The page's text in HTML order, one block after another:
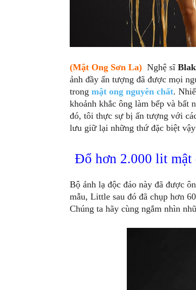
(Mật Ong Sơn La) Nghệ sĩ
ảnh đầy ấn tượng đã được mọi
trong mật ong nguyên chất.
khoảnh khắc ông làm bếp và bất
đó, tôi thực sự bị ấn tượng với
lưu giữ lại những thứ đặc biệt
Đổ hơn 2.000 lit mật
Bộ ảnh lạ độc đáo này đã được
mẫu, Little sau đó đã chụp hơn
Chúng ta hãy cùng ngắm nhìn